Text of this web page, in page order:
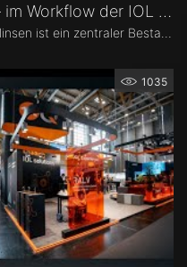
Sehen vor der OP erleben – im Workflow der IOL Experience
1035